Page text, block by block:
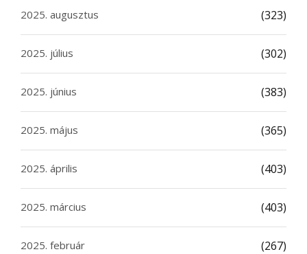
2025. augusztus (323)
2025. július (302)
2025. június (383)
2025. május (365)
2025. április (403)
2025. március (403)
2025. február (267)